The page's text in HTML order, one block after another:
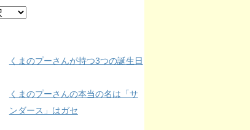
くまのプーさんが持つ3つの誕生日
くまのプーさんの本当の名は「サ
ンダース」はガセ